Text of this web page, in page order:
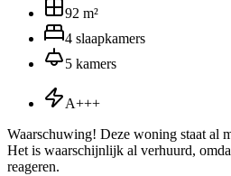
92 m²
4 slaapkamers
5 kamers
A+++
Waarschuwing! Deze woning staat al
Het is waarschijnlijk al verhuurd,
reageren.